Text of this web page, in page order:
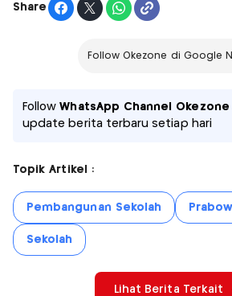
Share
Follow Okezone di Google
FollowWhatsApp Channel Okezone
update berita terbaru setiap hari
Topik Artikel :
Pembangunan Sekolah
Sekolah
Lihat Berita Terkait